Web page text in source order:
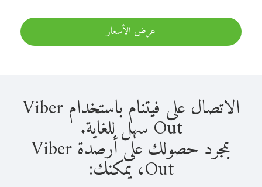
عرض الأسعار
الاتصال على فيتنام باستخدام Viber
Out سهل للغاية.
بمجرد حصولك على أرصدة Viber
Out، يمكنك: